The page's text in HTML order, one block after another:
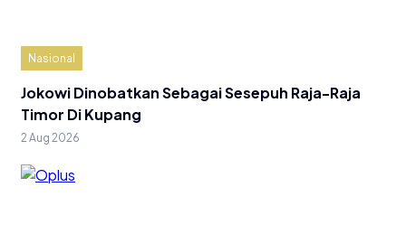
Nasional
Jokowi Dinobatkan Sebagai Sesepuh Raja-Raja
Timor Di Kupang
2 Aug 2026